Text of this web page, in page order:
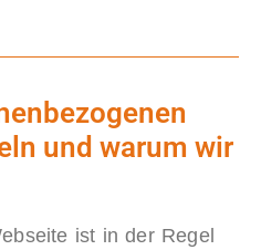
und warum wir
ist in der Regel